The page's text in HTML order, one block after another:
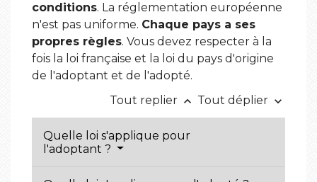
conditions. La réglementation européenne
n'est pas uniforme. Chaque pays a ses
propres règles. Vous devez respecter à la
fois la loi française et la loi du pays d'origine
de l'adoptant et de l'adopté.
Tout replier keyboard_arrow_up Tout déplier keyboard_arrow_down
Quelle loi s'applique pour
l'adoptant ?